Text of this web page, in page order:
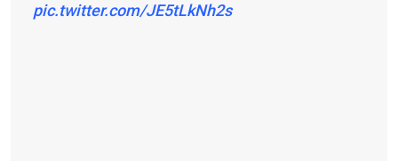
pic.twitter.com/JE5tLkNh2s